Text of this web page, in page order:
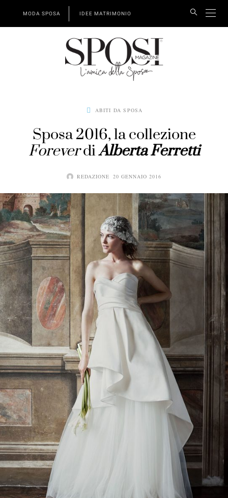
MODA SPOSA IDEE MATRIMONIO
ABITI DA SPOSA
Sposa 2016, la collezione
ForeverdiAlberta Ferretti
REDAZIONE 20 GENNAIO 2016